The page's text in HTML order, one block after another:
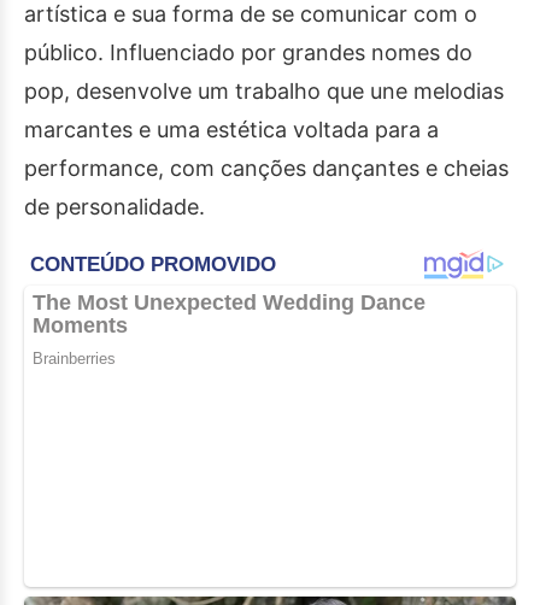
artística e sua forma de se comunicar com o
público. Influenciado por grandes nomes do
pop, desenvolve um trabalho que une melodias
marcantes e uma estética voltada para a
performance, com canções dançantes e cheias
de personalidade.